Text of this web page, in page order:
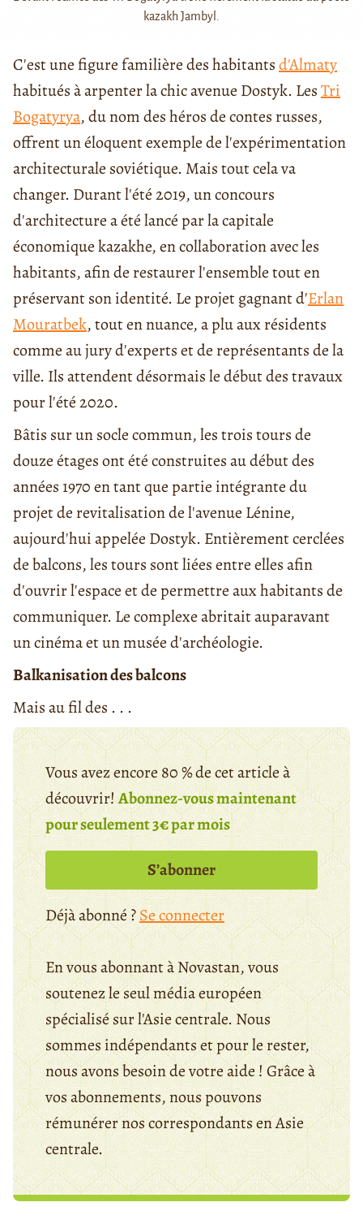
kazakh Jambyl.
C'est une figure familière des habitantsd'Almaty
habitués à arpenter la chic avenue Dostyk. LesTri
Bogatyrya, du nom des héros de contes russes,
offrent un éloquent exemple de l'expérimentation
architecturale soviétique. Mais tout cela va
changer. Durant l'été 2019, un concours
d'architecture a été lancé par la capitale
économique kazakhe, en collaboration avec les
habitants, afin de restaurer l'ensemble tout en
préservant son identité. Le projet gagnant d'Erlan
Mouratbek, tout en nuance, a plu aux résidents
comme au jury d'experts et de représentants de la
ville. Ils attendent désormais le début des travaux
pour l'été 2020.
Bâtis sur un socle commun, les trois tours de
douze étages ont été construites au début des
années 1970 en tant que partie intégrante du
projet de revitalisation de l'avenue Lénine,
aujourd'hui appelée Dostyk. Entièrement cerclées
de balcons, les tours sont liées entre elles afin
d'ouvrir l'espace et de permettre aux habitants de
communiquer. Le complexe abritait auparavant
un cinéma et un musée d'archéologie.
Balkanisation des balcons
Mais au fil des . . .
Vous avez encore 80 % de cet article à
découvrir!Abonnez-vous maintenant
pour seulement 3€ par mois
S’abonner
Déjà abonné ?Se connecter
En vous abonnant à Novastan, vous
soutenez le seul média européen
spécialisé sur l'Asie centrale. Nous
sommes indépendants et pour le rester,
nous avons besoin de votre aide ! Grâce à
vos abonnements, nous pouvons
rémunérer nos correspondants en Asie
centrale.